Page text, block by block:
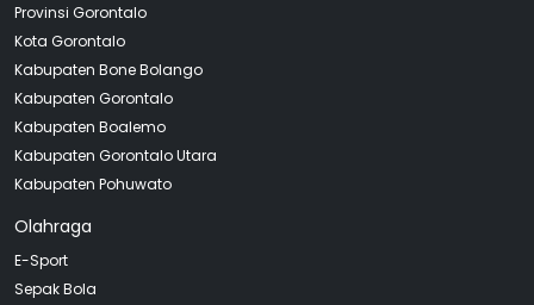
Provinsi Gorontalo
Kota Gorontalo
Kabupaten Bone Bolango
Kabupaten Gorontalo
Kabupaten Boalemo
Kabupaten Gorontalo Utara
Kabupaten Pohuwato
Olahraga
E-Sport
Sepak Bola